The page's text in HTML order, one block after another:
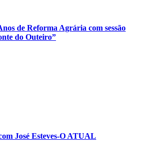
de Reforma Agrária com sessão
do Outeiro”
José Esteves-O ATUAL